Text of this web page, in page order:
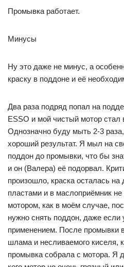
Промывка работает.
Минусы
Ну это даже не минус, а
краску в поддоне и её
Два раза подряд попал на
ESSO и мой чистый мотор стал
Однозначно буду мыть 2-3
хороший результат. Я мыл на
поддон до промывки, что бы
и он (Валера) её подорвал.
произошло, краска осталась
пластами и в маслоприёмник
мотором, как в моём случае,
нужно снять поддон, даже если
применением. После промывки
шлама и несливаемого киселя,
промывка собрала с мотора. Я